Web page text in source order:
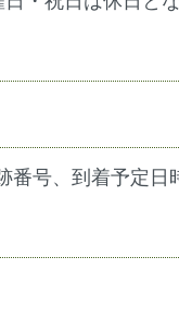
番号、到着予定日